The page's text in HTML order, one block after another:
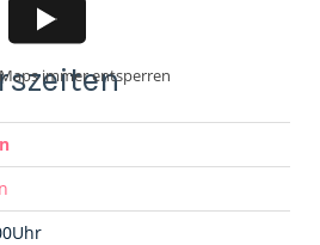
immer entsperren